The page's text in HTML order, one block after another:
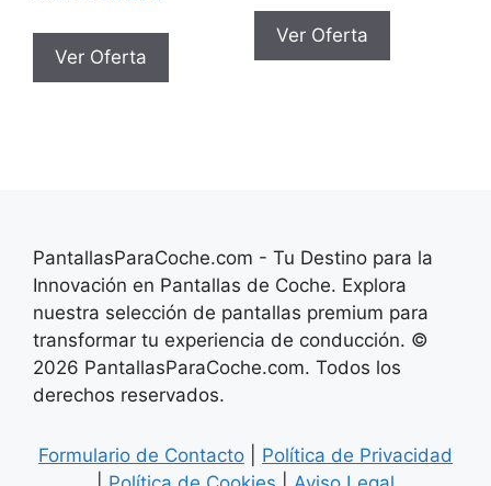
original
era:
249.77€.
actual
117.39€.
Ver Oferta
original
era:
134.30€.
actual
40.29€.
Ver Oferta
PantallasParaCoche.com - Tu Destino para la
Innovación en Pantallas de Coche. Explora
nuestra selección de pantallas premium para
transformar tu experiencia de conducción. ©
2026 PantallasParaCoche.com. Todos los
derechos reservados.
Formulario de Contacto
Política de Privacidad